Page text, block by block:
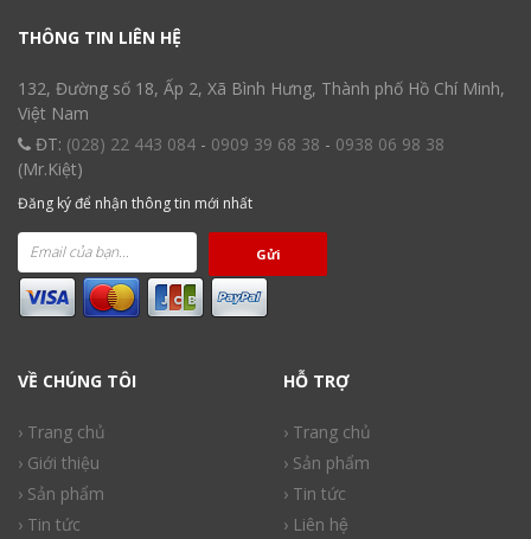
THÔNG TIN LIÊN HỆ
132, Đường số 18, Ấp 2, Xã Bình Hưng, Thành phố Hồ Chí Minh,
Việt Nam
ĐT: (028) 22 443 084 - 0909 39 68 38 - 0938 06 98 38
(Mr.Kiệt)
Đăng ký để nhận thông tin mới nhất
Gửi
VỀ CHÚNG TÔI
› Trang chủ
› Giới thiệu
› Sản phẩm
› Tin tức
HỖ TRỢ
› Trang chủ
› Sản phẩm
› Tin tức
› Liên hệ